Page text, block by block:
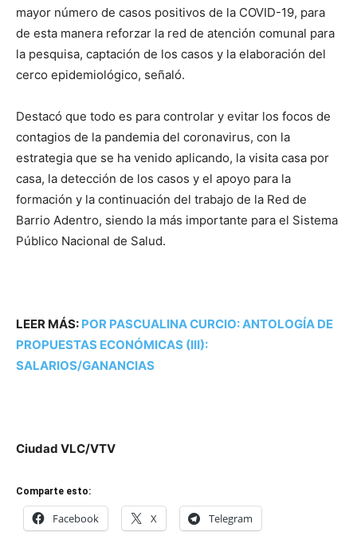
mayor número de casos positivos de la COVID-19, para
de esta manera reforzar la red de atención comunal para
la pesquisa, captación de los casos y la elaboración del
cerco epidemiológico, señaló.
Destacó que todo es para controlar y evitar los focos de
contagios de la pandemia del coronavirus, con la
estrategia que se ha venido aplicando, la visita casa por
casa, la detección de los casos y el apoyo para la
formación y la continuación del trabajo de la Red de
Barrio Adentro, siendo la más importante para el Sistema
Público Nacional de Salud.
LEER MÁS: POR PASCUALINA CURCIO: ANTOLOGÍA DE
PROPUESTAS ECONÓMICAS (III):
SALARIOS/GANANCIAS
Ciudad VLC/VTV
Comparte esto:
Facebook X Telegram